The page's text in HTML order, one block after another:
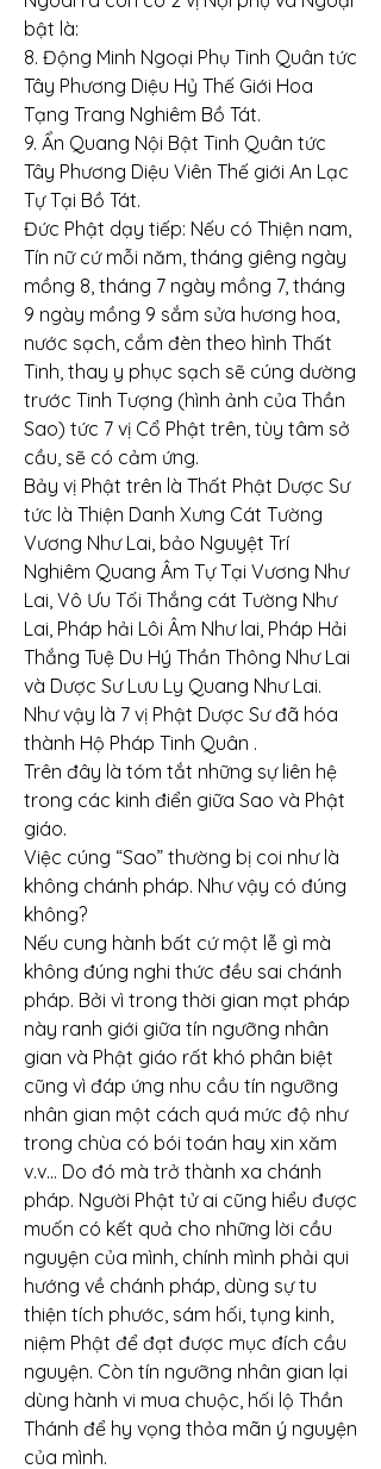
bật là:
8. Động Minh Ngoại Phụ Tinh Quân tức
Tây Phương Diệu Hỷ Thế Giới Hoa
Tạng Trang Nghiêm Bồ Tát.
9. Ẩn Quang Nội Bật Tinh Quân tức
Tây Phương Diệu Viên Thế giới An Lạc
Tự Tại Bồ Tát.
Đức Phật dạy tiếp: Nếu có Thiện nam,
Tín nữ cứ mỗi năm, tháng giêng ngày
mồng 8, tháng 7 ngày mồng 7, tháng
9 ngày mồng 9 sắm sửa hương hoa,
nước sạch, cắm đèn theo hình Thất
Tinh, thay y phục sạch sẽ cúng dường
trước Tinh Tượng (hình ảnh của Thần
Sao) tức 7 vị Cổ Phật trên, tùy tâm sở
cầu, sẽ có cảm ứng.
Bảy vị Phật trên là Thất Phật Dược Sư
tức là Thiện Danh Xưng Cát Tường
Vương Như Lai, bảo Nguyệt Trí
Nghiêm Quang Âm Tự Tại Vương Như
Lai, Vô Ưu Tối Thắng cát Tường Như
Lai, Pháp hải Lôi Âm Như lai, Pháp Hải
Thắng Tuệ Du Hý Thần Thông Như Lai
và Dược Sư Lưu Ly Quang Như Lai.
Như vậy là 7 vị Phật Dược Sư đã hóa
thành Hộ Pháp Tinh Quân .
Trên đây là tóm tắt những sự liên hệ
trong các kinh điển giữa Sao và Phật
giáo.
Việc cúng “Sao” thường bị coi như là
không chánh pháp. Như vậy có đúng
không?
Nếu cung hành bất cứ một lễ gì mà
không đúng nghi thức đều sai chánh
pháp. Bởi vì trong thời gian mạt pháp
này ranh giới giữa tín ngưỡng nhân
gian và Phật giáo rất khó phân biệt
cũng vì đáp ứng nhu cầu tín ngưỡng
nhân gian một cách quá mức độ như
trong chùa có bói toán hay xin xăm
v.v… Do đó mà trở thành xa chánh
pháp. Người Phật tử ai cũng hiểu được
muốn có kết quả cho những lời cầu
nguyện của mình, chính mình phải qui
hướng về chánh pháp, dùng sự tu
thiện tích phước, sám hối, tụng kinh,
niệm Phật để đạt được mục đích cầu
nguyện. Còn tín ngưỡng nhân gian lại
dùng hành vi mua chuộc, hối lộ Thần
Thánh để hy vọng thỏa mãn ý nguyện
của mình.